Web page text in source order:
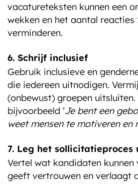
vacatureteksten kunnen een
wekken en het aantal
verminderen.
6. Schrijf inclusief
Gebruik inclusieve en
die iedereen uitnodigen.
(onbewust) groepen uitsluiten.
bijvoorbeeld ‘Je bent een
weet mensen te motiveren en
7. Leg het sollicitatieproces
Vertel wat kandidaten kunnen
geeft vertrouwen en verlaagt